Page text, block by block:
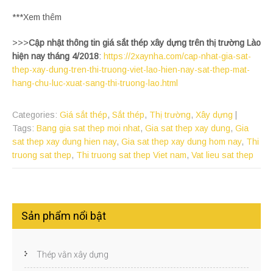
***Xem thêm
>>>Cập nhật thông tin giá sắt thép xây dựng trên thị trường Lào
hiện nay tháng 4/2018: https://2xaynha.com/cap-nhat-gia-sat-
thep-xay-dung-tren-thi-truong-viet-lao-hien-nay-sat-thep-mat-
hang-chu-luc-xuat-sang-thi-truong-lao.html
Categories: Giá sắt thép, Sắt thép, Thị trường, Xây dựng |
Tags: Bang gia sat thep moi nhat, Gia sat thep xay dung, Gia
sat thep xay dung hien nay, Gia sat thep xay dung hom nay, Thi
truong sat thep, Thi truong sat thep Viet nam, Vat lieu sat thep
Sản phẩm nổi bật
Thép vằn xây dựng